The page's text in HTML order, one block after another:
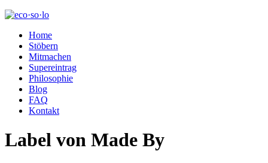
eco·so·lo
Home
Stöbern
Mitmachen
Supereintrag
Philosophie
Blog
FAQ
Kontakt
Label von Made By